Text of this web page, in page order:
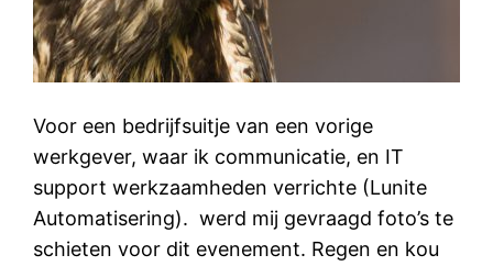
Voor een bedrijfsuitje van een vorige
werkgever, waar ik communicatie, en IT
support werkzaamheden verrichte (Lunite
Automatisering). werd mij gevraagd foto’s te
schieten voor dit evenement. Regen en kou